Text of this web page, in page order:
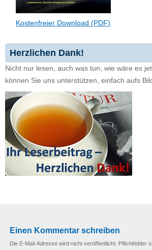
Kostenfreier Download (PDF)
Herzlichen Dank!
Nicht nur lesen, auch was tun, wie wäre es
können Sie uns unterstützen, einfach aufs
Einen Kommentar schreiben
Die E-Mail-Adresse wird nicht veröffentlicht. Pflichtfelder